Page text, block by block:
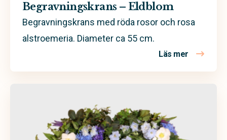
Begravningskrans – Eldblom
Begravningskrans med röda rosor och rosa
alstroemeria. Diameter ca 55 cm.
Läs mer om